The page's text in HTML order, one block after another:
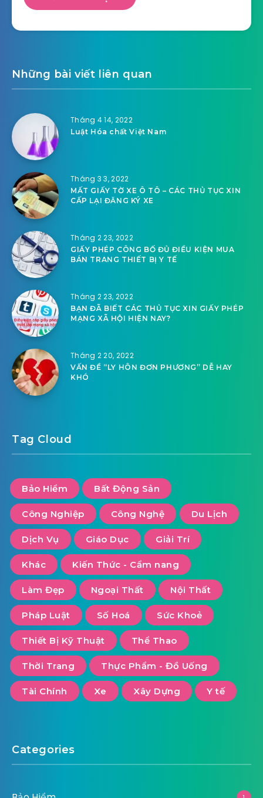
Những bài viết liên quan
Tháng 4 14, 2022
Luật Hóa chất Việt Nam
Tháng 3 3, 2022
MẤT GIẤY TỜ XE Ô TÔ – CÁC THỦ TỤC XIN
CẤP LẠI ĐĂNG KÝ XE
Tháng 2 23, 2022
GIẤY PHÉP CÔNG BỐ ĐỦ ĐIỀU KIỆN MUA
BÁN TRANG THIẾT BỊ Y TẾ
Tháng 2 23, 2022
BẠN ĐÃ BIẾT CÁC THỦ TỤC XIN GIẤY PHÉP
MẠNG XÃ HỘI HIỆN NAY?
Tháng 2 20, 2022
VẤN ĐỀ “LY HÔN ĐƠN PHƯƠNG” DỄ HAY
KHÓ
Tag Cloud
Bảo Hiểm Bất Động Sản
Công Nghiệp Công Nghệ Du Lịch
Dịch Vụ Giáo Dục Giải Trí
Khác Kiến Thức - Cẩm nang
Làm Đẹp Ngoại Thất Nội Thất
Pháp Luật Số Hoá Sức Khoẻ
Thiết Bị Kỹ Thuật Thể Thao
Thời Trang Thực Phẩm - Đồ Uống
Tài Chính Xe Xây Dựng Y tế
Categories